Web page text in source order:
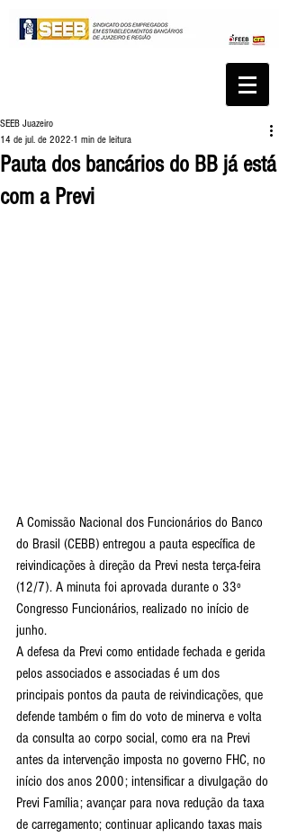
Pauta dos bancários do BB já está
com a Previ
SEEB Juazeiro
14 de jul. de 2022 1 min de leitura
A Comissão Nacional dos Funcionários do Banco
do Brasil (CEBB) entregou a pauta específica de
reivindicações à direção da Previ nesta terça-feira
(12/7). A minuta foi aprovada durante o 33º
Congresso Funcionários, realizado no início de
junho.
A defesa da Previ como entidade fechada e gerida
pelos associados e associadas é um dos
principais pontos da pauta de reivindicações, que
defende também o fim do voto de minerva e volta
da consulta ao corpo social, como era na Previ
antes da intervenção imposta no governo FHC, no
início dos anos 2000; intensificar a divulgação do
Previ Família; avançar para nova redução da taxa
de carregamento; continuar aplicando taxas mais